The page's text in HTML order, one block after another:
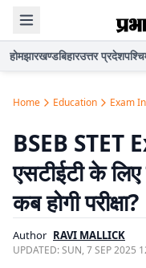
होमझारखण्डबिहारउत्तर प्रदेश
Home Education Exam
BSEB STET
एसटीईटी के
कब होगी परीक्षा?
Author RAVI MALLICK
UPDATED:SUN, 7 SEP 2025